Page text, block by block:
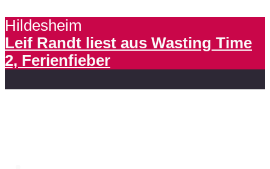
Hildesheim
Leif Randt liest aus Wasting Time
2, Ferienfieber